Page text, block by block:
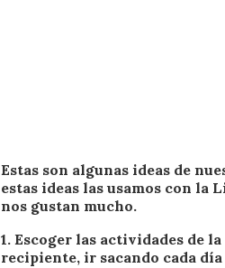
Estas son algunas ideas de
estas ideas las usamos con la
nos gustan mucho.
1.Escoger las actividades de la
recipiente, ir sacando cada